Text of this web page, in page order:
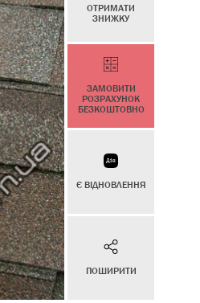
ОТРИМАТИ
ЗНИЖКУ
ЗАМОВИТИ
РОЗРАХУНОК
БЕЗКОШТОВНО
Є ВІДНОВЛЕННЯ
ПОШИРИТИ